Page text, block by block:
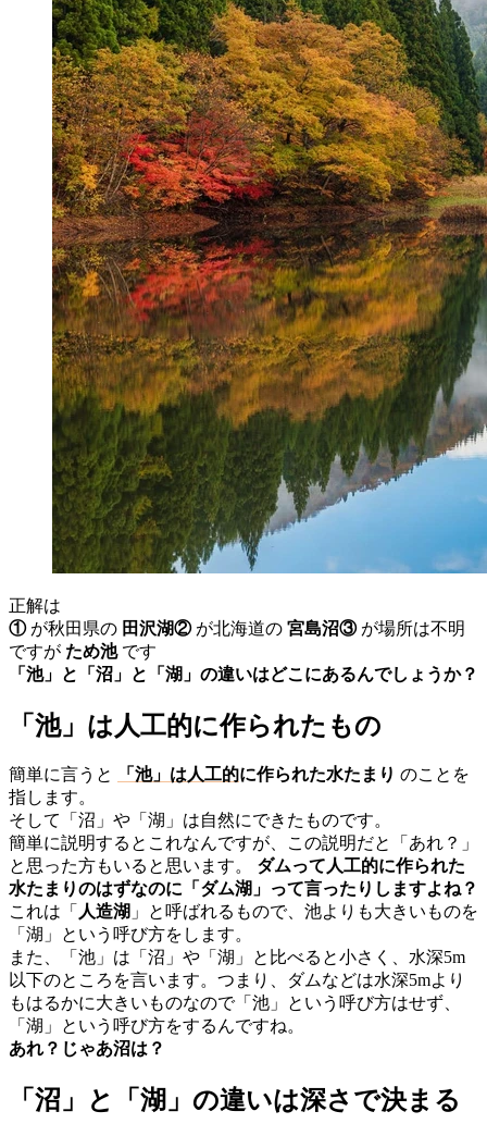
正解は
①が秋田県の 田沢湖②が北海道の 宮島沼③が場所は不明
ですが ため池です
「池」と「沼」と「湖」の違いはどこにあるんでしょうか？
「池」は人工的に作られたもの
簡単に言うと 「池」は人工的に作られた水たまり のことを
指します。
そして「沼」や「湖」は自然にできたものです。
簡単に説明するとこれなんですが、この説明だと「あれ？」
と思った方もいると思います。 ダムって人工的に作られた
水たまりのはずなのに「ダム湖」って言ったりしますよね？
これは「 人造湖 」と呼ばれるもので、池よりも大きいものを
「湖」という呼び方をします。
また、「池」は「沼」や「湖」と比べると小さく、水深5m
以下のところを言います。つまり、ダムなどは水深5mより
もはるかに大きいものなので「池」という呼び方はせず、
「湖」という呼び方をするんですね。
あれ？じゃあ沼は？
「沼」と「湖」の違いは深さで決まる